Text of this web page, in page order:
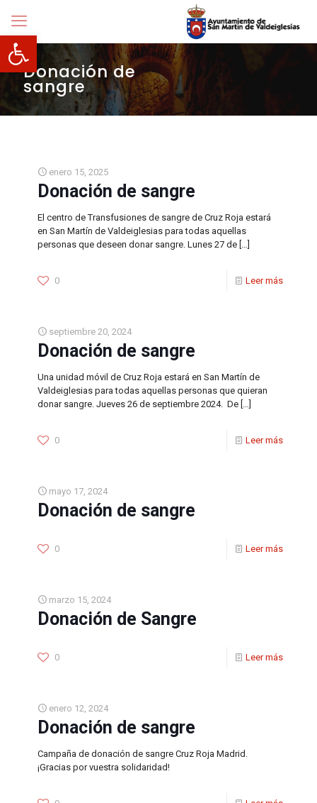
Abrir barra de herramientas
Donación de
sangre
enero 15, 2025
Donación de sangre
El centro de Transfusiones de sangre de Cruz Roja estará
en San Martín de Valdeiglesias para todas aquellas
personas que deseen donar sangre. Lunes 27 de […]
0 Leer más
septiembre 20, 2024
Donación de sangre
Una unidad móvil de Cruz Roja estará en San Martín de
Valdeiglesias para todas aquellas personas que quieran
donar sangre. Jueves 26 de septiembre 2024. De […]
0 Leer más
mayo 17, 2024
Donación de sangre
0 Leer más
marzo 15, 2024
Donación de Sangre
0 Leer más
enero 12, 2024
Donación de sangre
Campaña de donación de sangre Cruz Roja Madrid.
¡Gracias por vuestra solidaridad!